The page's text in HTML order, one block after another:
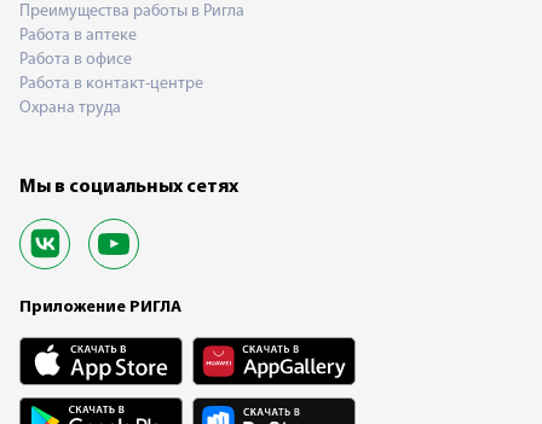
Преимущества работы в Ригла
Работа в аптеке
Работа в офисе
Работа в контакт-центре
Охрана труда
Мы в социальных сетях
Приложение РИГЛА